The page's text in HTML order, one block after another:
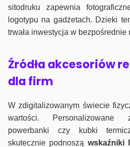
sitodruku zapewnia
logotypu na gadżetach. Dzieki
trwała inwestycja w bezpośrednie
Źródła akcesoriów
dla firm
W zdigitalizowanym świecie
wartości. Personalizowane
powerbanki czy kubki
skutecznie podnoszą wskaźniki